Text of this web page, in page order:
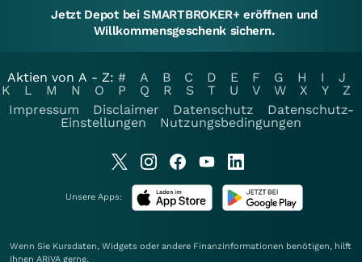
Jetzt Depot bei SMARTBROKER+ eröffnen und
Willkommensgeschenk sichern.
Aktien von A - Z: # A B C D E F G H I
J
K
L M N O P Q R S T U V W X Y
Z
Impressum
Disclaimer Datenschutz
Datenschutz-
Einstellungen
Nutzungsbedingungen
Unsere Apps:
Wenn Sie Kursdaten, Widgets oder andere Finanzinformationen benötigen, hilft
Ihnen ARIVA gerne.